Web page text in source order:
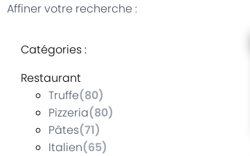
Affiner votre recherche:
Catégories:
Restaurant
Truffe(80)
Pizzeria(80)
Pâtes(71)
Italien(65)